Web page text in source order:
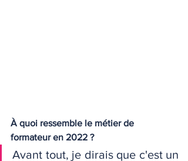
À quoi ressemble le métier de
formateur en 2022 ?
Avant tout, je dirais que c'est un